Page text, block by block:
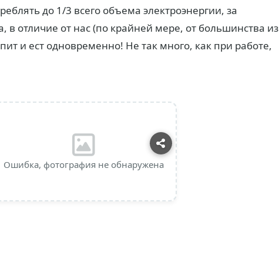
до 1/3 всего объема электроэнергии, за
в отличие от нас (по крайней мере, от большинства из
и ест одновременно! Не так много, как при работе,
Ошибка, фотография не обнаружена